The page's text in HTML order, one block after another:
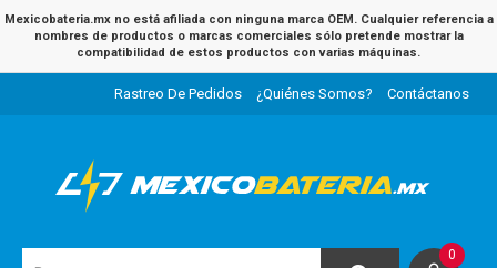
Mexicobateria.mx no está afiliada con ninguna marca OEM. Cualquier referencia a
nombres de productos o marcas comerciales sólo pretende mostrar la
compatibilidad de estos productos con varias máquinas.
Rastreo De Pedidos ¿Quiénes Somos? Contáctanos
0